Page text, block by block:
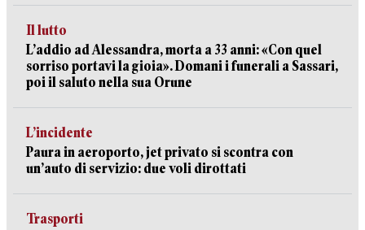
Il lutto
L’addio ad Alessandra, morta a 33 anni: «Con quel
sorriso portavi la gioia». Domani i funerali a Sassari,
poi il saluto nella sua Orune
L’incidente
Paura in aeroporto, jet privato si scontra con
un’auto di servizio: due voli dirottati
Trasporti